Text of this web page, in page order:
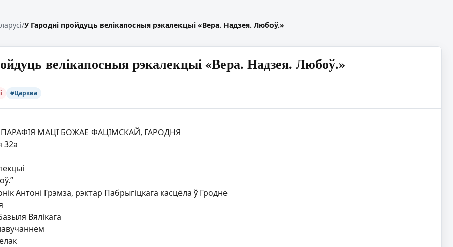
/У Гародні пройдуць велікапосныя рэкалекцыі «Вера. Надзея. Любоў.»
велікапосныя рэкалекцыі «Вера. Надзея. Любоў.»
#Царква
ПАРАФІЯ МАЦІ БОЖАЕ ФАЦІМСКАЙ, ГАРОДНЯ
32а
Антоні Грэмза, рэктар Пабрыгіцкага касцёла ў Гродне
Вялікага